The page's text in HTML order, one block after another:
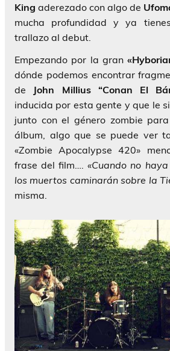
King aderezado con algo de
mucha profundidad y ya
trallazo al debut.
Empezando por la gran
dónde podemos encontrar
de John Millius “Conan El
inducida por esta gente y que le
junto con el género zombie
álbum, algo que se puede ver
«Zombie Apocalypse 420»
frase del film…. «Cuando no
los muertos caminarán sobre la
misma.